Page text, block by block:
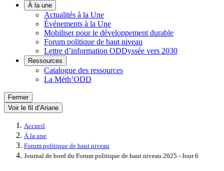
À la une
Actualités à la Une
Événements à la Une
Mobiliser pour le développement durable
Forum politique de haut niveau
Lettre d’information ODDyssée vers 2030
Ressources
Catalogue des ressources
La Méth’ODD
Fermer
Voir le fil d’Ariane
Accueil
À la une
Forum politique de haut niveau
Journal de bord du Forum politique de haut niveau 2025 - Jour 6